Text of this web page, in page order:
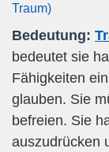
Traum)
Bedeutung:
bedeutet sie
Fähigkeiten
glauben. Sie
befreien. Sie
auszudrücken